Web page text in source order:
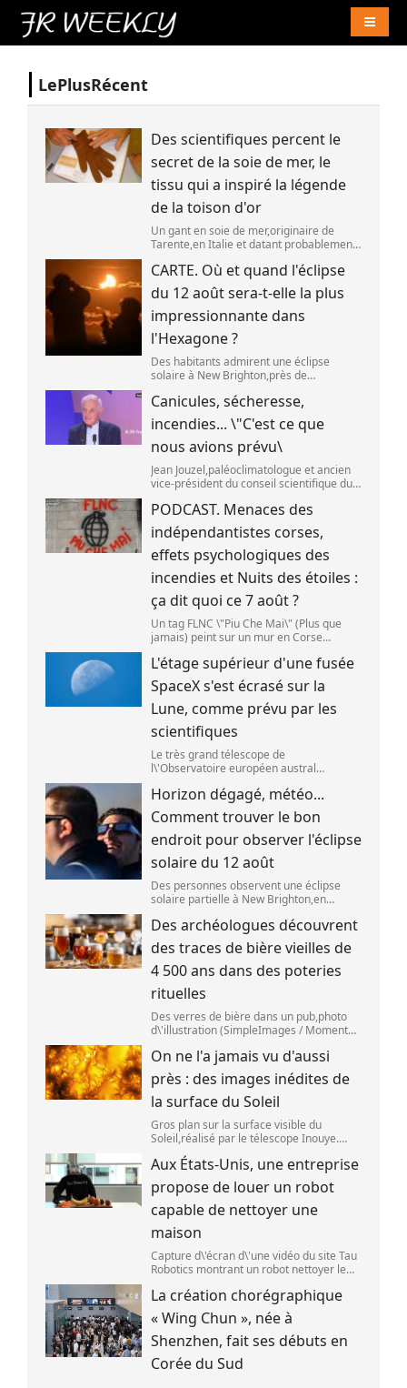
LePlusRécent
Des scientifiques percent le
secret de la soie de mer, le
tissu qui a inspiré la légende
de la toison d'or
Un gant en soie de mer,originaire de
Tarente,en Italie et datant probablement
JOHN HILL)
CARTE. Où et quand l'éclipse
du 12 août sera-t-elle la plus
impressionnante dans
l'Hexagone ?
Des habitants admirent une éclipse
solaire à New Brighton,près de
septembre 2025. (SANKA VIDANAGAMA )
Canicules, sécheresse,
incendies... \"C'est ce que
nous avions prévu\
Jean Jouzel,paléoclimatologue et ancien
vice-président du conseil scientifique du
(FRANCEINFO / RADIO FRANCE)
PODCAST. Menaces des
indépendantistes corses,
effets psychologiques des
incendies et Nuits des étoiles :
ça dit quoi ce 7 août ?
Un tag FLNC \"Piu Che Mai\" (Plus que
jamais) peint sur un mur en Corse
CASABIANCA )
L'étage supérieur d'une fusée
SpaceX s'est écrasé sur la
Lune, comme prévu par les
scientifiques
Le très grand télescope de
l\'Observatoire européen austral
que l\'étage supérieur d\'une fusée de
SpaceX s\'est bien écrasé sur la Lune,le 5
aoû
Horizon dégagé, météo...
Comment trouver le bon
endroit pour observer l'éclipse
solaire du 12 août
Des personnes observent une éclipse
solaire partielle à New Brighton,en
(SANKA VIDANAGAMA )
Des archéologues découvrent
des traces de bière vieilles de
4 500 ans dans des poteries
rituelles
Des verres de bière dans un pub,photo
d\'illustration (SimpleImages / Moment
alcoolisée du monde. Les premières
traces de bière ont été retrouvées ch
On ne l'a jamais vu d'aussi
près : des images inédites de
la surface du Soleil
Gros plan sur la surface visible du
Soleil,réalisé par le télescope Inouye.
(NSF/NSO/AURA/MPS) Certains se
préparent peut-être à photographier le
mieux possible l\'éclipse solaire,prévue le
1
Aux États-Unis, une entreprise
propose de louer un robot
capable de nettoyer une
maison
Capture d\'écran d\'une vidéo du site Tau
Robotics montrant un robot nettoyer le
Robotics)
La création chorégraphique
« Wing Chun », née à
Shenzhen, fait ses débuts en
Corée du Sud